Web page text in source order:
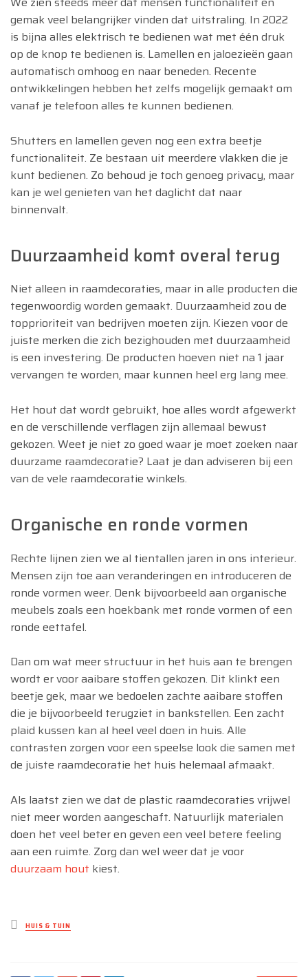
gemak veel belangrijker vinden dat uitstraling. In 2022
is bijna alles elektrisch te bedienen wat met één druk
op de knop te bedienen is. Lamellen en jaloezieën gaan
automatisch omhoog en naar beneden. Recente
ontwikkelingen hebben het zelfs mogelijk gemaakt om
vanaf je telefoon alles te kunnen bedienen.
Shutters en lamellen geven nog een extra beetje
functionaliteit. Ze bestaan uit meerdere vlakken die je
kunt bedienen. Zo behoud je toch genoeg privacy, maar
kan je wel genieten van het daglicht dat naar
binnenvalt.
Duurzaamheid komt overal terug
Niet alleen in raamdecoraties, maar in alle producten die
tegenwoordig worden gemaakt. Duurzaamheid zou de
topprioriteit van bedrijven moeten zijn. Kiezen voor de
juiste merken die zich bezighouden met duurzaamheid
is een investering. De producten hoeven niet na 1 jaar
vervangen te worden, maar kunnen heel erg lang mee.
Het hout dat wordt gebruikt, hoe alles wordt afgewerkt
en de verschillende verflagen zijn allemaal bewust
gekozen. Weet je niet zo goed waar je moet zoeken naar
duurzame raamdecoratie? Laat je dan adviseren bij een
van de vele raamdecoratie winkels.
Organische en ronde vormen
Rechte lijnen zien we al tientallen jaren in ons interieur.
Mensen zijn toe aan veranderingen en introduceren de
ronde vormen weer. Denk bijvoorbeeld aan organische
meubels zoals een hoekbank met ronde vormen of een
ronde eettafel.
Dan om wat meer structuur in het huis aan te brengen
wordt er voor aaibare stoffen gekozen. Dit klinkt een
beetje gek, maar we bedoelen zachte aaibare stoffen
die je bijvoorbeeld terugziet in bankstellen. Een zacht
plaid kussen kan al heel veel doen in huis. Alle
contrasten zorgen voor een speelse look die samen met
de juiste raamdecoratie het huis helemaal afmaakt.
Als laatst zien we dat de plastic raamdecoraties vrijwel
niet meer worden aangeschaft. Natuurlijk materialen
doen het veel beter en geven een veel betere feeling
aan een ruimte. Zorg dan wel weer dat je voor
duurzaam hout kiest.
Posted
inHUIS & TUIN